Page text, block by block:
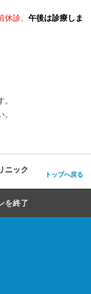
診、 午後は診療しま
ニック トップへ戻る
を終了